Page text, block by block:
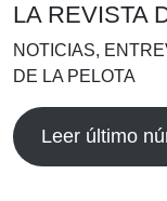
LA REVISTA
NOTICIAS,
DE LA PELOTA
Leer último